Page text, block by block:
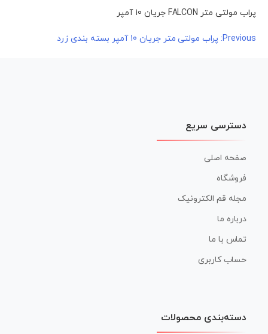
پراب مولتی متر FALCON جریان 10 آمپر
راهبری
Previous: پراب مولتی متر جریان 10 آمپر بسته بندی زرد
دسترسی سریع
صفحه اصلی
فروشگاه
مجله قم الکترونیک
درباره ما
تماس با ما
حساب کاربری
دسته‌بندی محصولات